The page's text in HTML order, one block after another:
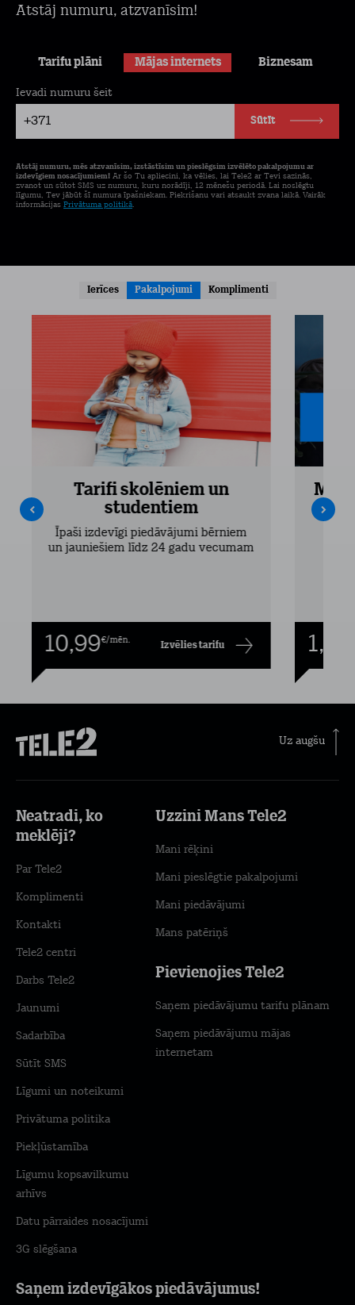
Atstāj numuru, atzvanīsim!
Tarifu plāni Mājas internets Biznesam
+371
Ievadi numuru šeit
Sūtīt
Atstāj numuru, mēs atzvanīsim, izstāstīsim un pieslēgsim izvēlēto pakalpojumu ar
izdevīgiem nosacījumiem! Ar šo Tu apliecini, ka vēlies, lai Tele2 ar Tevi sazinās,
zvanot un sūtot SMS uz numuru, kuru norādīji, 12 mēnešu periodā. Lai noslēgtu
līgumu, Tev jābūt šī numura īpašniekam. Piekrišanu vari atsaukt zvana laikā. Vairāk
informācijas Privātuma politikā.
Ierīces Pakalpojumi Komplimenti
Tarifi skolēniem un
studentiem
Īpaši izdevīgi piedāvājumi bērniem
un jauniešiem līdz 24 gadu vecumam
10,99€/mēn. Izvēlies tarifu 1,00
Uz augšu
Saņem izdevīgākos piedāvājumus!
Neatradi, ko
meklēji?
Par Tele2
Komplimenti
Kontakti
Tele2 centri
Darbs Tele2
Jaunumi
Sadarbība
Sūtīt SMS
Līgumi un noteikumi
Privātuma politika
Piekļūstamība
Līgumu kopsavilkumu
arhīvs
Datu pārraides nosacījumi
3G slēgšana
Uzzini Mans Tele2
Mani rēķini
Mani pieslēgtie pakalpojumi
Mani piedāvājumi
Mans patēriņš
Pievienojies Tele2
Saņem piedāvājumu tarifu plānam
Saņem piedāvājumu mājas
internetam